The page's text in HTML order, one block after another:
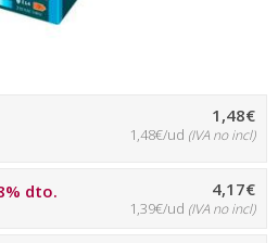
1,48€
1,48€/ud (IVA no incl)
dto. 4,17€
1,39€/ud (IVA no incl)